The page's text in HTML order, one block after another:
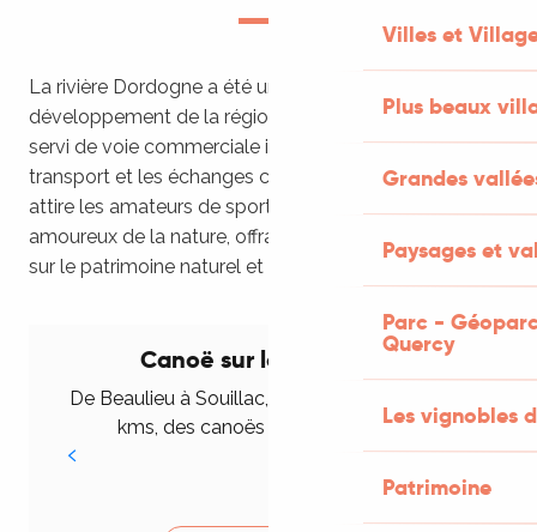
Villes et
Plus beaux
Grandes
Paysages et
Parc -
Quercy
Les vignobles
Patrimoine
La rivière Dordogne a été un axe vital pour le
développement de la région. Historiquement, elle a
servi de voie commerciale importante, facilitant le
transport et les échanges culturels. Aujourd’hui, elle
attire les amateurs de sports nautiques et les
amoureux de la nature, offrant une perspective unique
sur le patrimoine naturel et historique de la vallée.
Canoë sur la Dordogne
De Beaulieu à Souillac, sur une soixantaine de
kms, des canoës colorent la rivière